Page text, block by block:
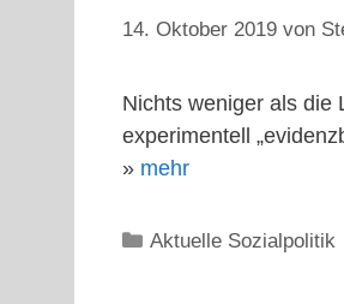
14. Oktober 2019 von
Nichts weniger als die
experimentell
» mehr
Kategorien
Aktuelle Sozialpolitik